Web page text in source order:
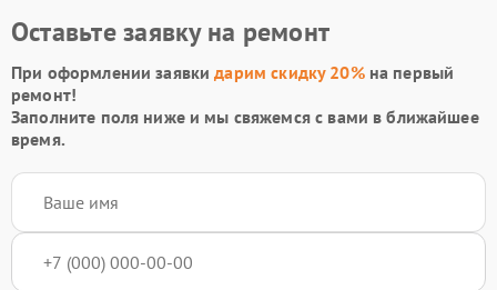
Оставьте заявку на ремонт
При оформлении заявкидарим скидку 20%на первый
ремонт!
Заполните поля ниже и мы свяжемся с вами в ближайшее
время.